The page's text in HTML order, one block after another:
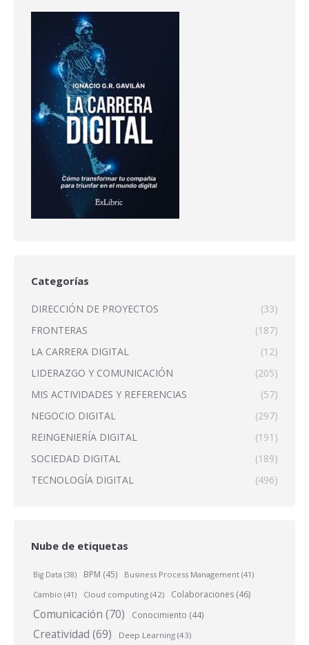
Categorías
DIRECCIÓN DE PROYECTOS
(33)
FRONTERAS
(187)
LA CARRERA DIGITAL
(12)
LIDERAZGO Y COMUNICACIÓN
(205)
MIS ACTIVIDADES Y REFERENCIAS
(57)
NEGOCIO DIGITAL
(297)
REINGENIERÍA DIGITAL
(191)
SOCIEDAD DIGITAL
(189)
TECNOLOGÍA DIGITAL
(496)
Nube de etiquetas
Big Data (38) BPM (45) Business Process Management (41)
Cambio (41) Cloud computing (42) Colaboraciones (46)
Comunicación (70) Conocimiento (44)
Creatividad (69) Deep Learning (43)